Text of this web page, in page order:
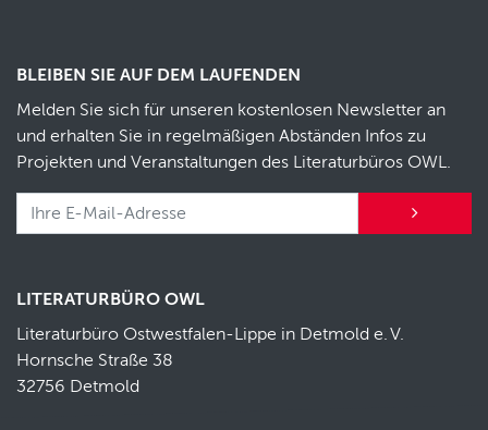
BLEIBEN SIE AUF DEM LAUFENDEN
Melden Sie sich für unseren kostenlosen Newsletter an
und erhalten Sie in regelmäßigen Abständen Infos zu
Projekten und Veranstaltungen des Literaturbüros OWL.
LITERATURBÜRO OWL
Literaturbüro Ostwestfalen-Lippe in Detmold e.V.
Hornsche Straße 38
32756 Detmold